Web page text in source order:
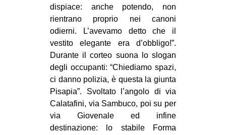
dispiace: anche potendo, non
rientrano proprio nei canoni
odierni. L’avevamo detto che il
vestito elegante era d’obbligo!”.
Durante il corteo suona lo slogan
degli occupanti: “Chiediamo spazi,
ci danno polizia, è questa la giunta
Pisapia”. Svoltato l’angolo di via
Calatafini, via Sambuco, poi su per
via Giovenale ed infine
destinazione: lo stabile Forma